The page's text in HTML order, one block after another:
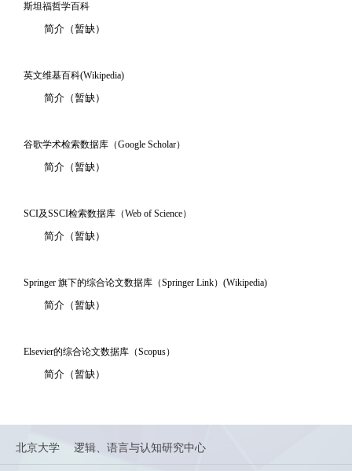
斯坦福哲学百科
简介（暂缺）
英文维基百科(Wikipedia)
简介（暂缺）
谷歌学术检索数据库（Google Scholar）
简介（暂缺）
SCI及SSCI检索数据库（Web of Science）
简介（暂缺）
Springer 旗下的综合论文数据库（Springer Link）(Wikipedia)
简介（暂缺）
Elsevier的综合论文数据库（Scopus）
简介（暂缺）
北京大学 逻辑、语言与认知研究中心